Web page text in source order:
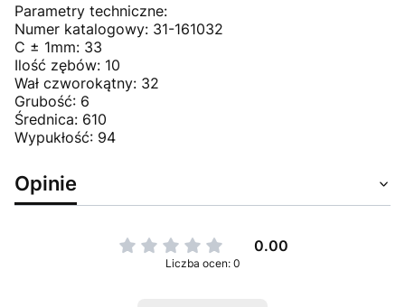
Parametry techniczne:
Numer katalogowy: 31-161032
C ± 1mm: 33
Ilość zębów: 10
Wał czworokątny: 32
Grubość: 6
Średnica: 610
Wypukłość: 94
Opinie
0.00
Liczba ocen: 0